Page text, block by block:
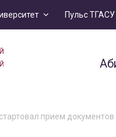
Пульс ТГАСУ
прием